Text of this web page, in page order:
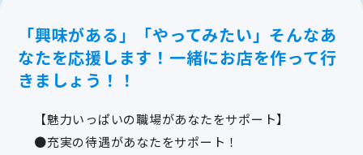
「興味がある」「やってみたい」そんなあ
なたを応援します！一緒にお店を作って行
きましょう！！
【魅力いっぱいの職場があなたをサポート】
●充実の待遇があなたをサポート！